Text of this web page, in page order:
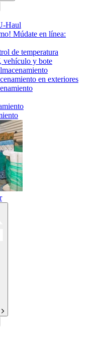
Haul
Múdate en línea:
de temperatura
vehículo y bote
en exteriores